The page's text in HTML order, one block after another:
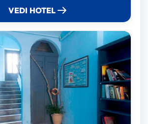
VEDI HOTEL